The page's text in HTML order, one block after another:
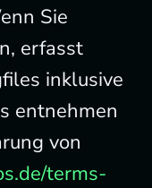
Sie
erfasst
inklusive
entnehmen
von
terms-